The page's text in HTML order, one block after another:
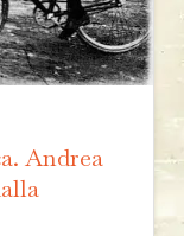
Andrea